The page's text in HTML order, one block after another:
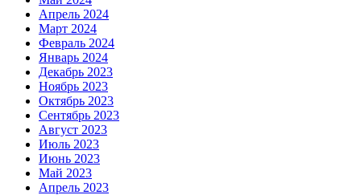
Апрель 2024
Март 2024
Февраль 2024
Январь 2024
Декабрь 2023
Ноябрь 2023
Октябрь 2023
Сентябрь 2023
Август 2023
Июль 2023
Июнь 2023
Май 2023
Апрель 2023